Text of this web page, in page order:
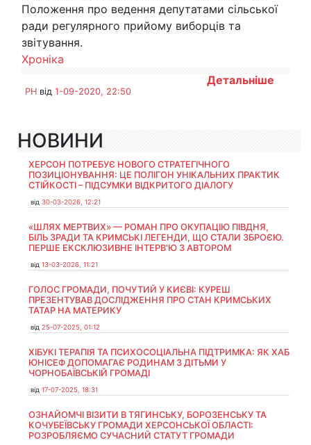
Положення про ведення депутатами сільської
ради регулярного прийому виборців та
звітування.
Хроніка
Детальніше
PH від 1-09-2020, 22:50
НОВИНИ
ХЕРСОН ПОТРЕБУЄ НОВОГО СТРАТЕГІЧНОГО
ПОЗИЦІОНУВАННЯ: ЦЕ ПОЛІГОН УНІКАЛЬНИХ ПРАКТИК
СТІЙКОСТІ – ПІДСУМКИ ВІДКРИТОГО ДІАЛОГУ
від 30-03-2026, 12:21
«ШЛЯХ МЕРТВИХ» — РОМАН ПРО ОКУПАЦІЮ ПІВДНЯ,
БІЛЬ ЗРАДИ ТА КРИМСЬКІ ЛЕГЕНДИ, ЩО СТАЛИ ЗБРОЄЮ.
ПЕРШЕ ЕКСКЛЮЗИВНЕ ІНТЕРВ'Ю З АВТОРОМ
від 13-03-2026, 11:21
ГОЛОС ГРОМАДИ, ПОЧУТИЙ У КИЄВІ: КУРЕШ
ПРЕЗЕНТУВАВ ДОСЛІДЖЕННЯ ПРО СТАН КРИМСЬКИХ
ТАТАР НА МАТЕРИКУ
від 25-07-2025, 01:12
ХІБУКІ ТЕРАПІЯ ТА ПСИХОСОЦІАЛЬНА ПІДТРИМКА: ЯК ХАБ
ЮНІСЕФ ДОПОМАГАЄ РОДИНАМ З ДІТЬМИ У
ЧОРНОБАЇВСЬКІЙ ГРОМАДІ
від 17-07-2025, 18:31
ОЗНАЙОМЧІ ВІЗИТИ В ТЯГИНСЬКУ, БОРОЗЕНСЬКУ ТА
КОЧУБЕЇВСЬКУ ГРОМАДИ ХЕРСОНСЬКОЇ ОБЛАСТІ:
РОЗРОБЛЯЄМО СУЧАСНИЙ СТАТУТ ГРОМАДИ